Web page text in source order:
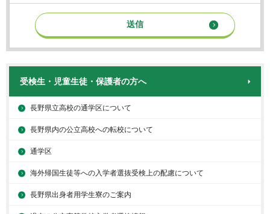
受検生・児童生徒・保護者の方へ
長野県立高校の通学区について
長野県内の公立高校への転校について
通学区
海外帰国生徒等への入学者選抜受検上の配慮について
長野県出身者用学生寮のご案内